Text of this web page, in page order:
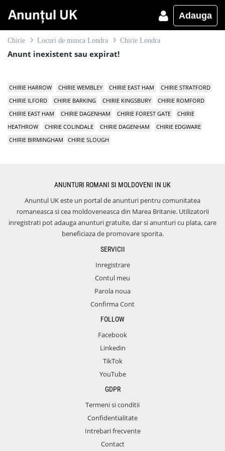
Adauga
Chirie Locuri de munca Londra Chirie Londra
Anunt inexistent sau expirat!
CHIRIE HARROW CHIRIE WEMBLEY CHIRIE EAST HAM
CHIRIE STRATFORD
CHIRIE ILFORD
CHIRIE BARKING CHIRIE KINGSBURY
CHIRIE ROMFORD
CHIRIE EAST HAM
CHIRIE DAGENHAM CHIRIE FOREST GATE
CHIRIE
HEATHROW
CHIRIE COLINDALE CHIRIE DAGENHAM
CHIRIE EDGWARE
CHIRIE BIRMINGHAM
CHIRIE SLOUGH
ANUNTURI ROMANI SI MOLDOVENI IN UK
Anuntul UK este un portal de anunturi pentru comunitatea
romaneasca si cea moldoveneasca din Marea Britanie. Utilizatorii
inregistrati pot adauga anunturi gratuite, dar si anunturi cu plata, care
beneficiaza de promovare sporita.
SERVICII
Inregistrare
Contul meu
Parola noua
Confirma Cont
FOLLOW
Facebook
Linkedin
TikTok
YouTube
GDPR
Termeni si conditii
Confidentialitate
Intrebari frecvente
Contact